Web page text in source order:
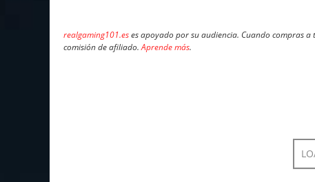
realgaming101.eses apoyado por su audiencia. Cuando compras
comisión de afiliado.Aprende más.